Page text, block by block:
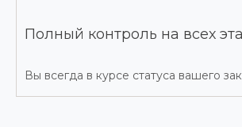
Полный контроль на всех
Вы всегда в курсе статуса вашего